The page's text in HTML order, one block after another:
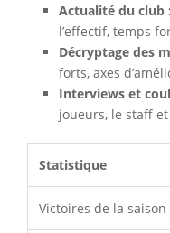
Actualité du club :
l’effectif, temps
Décryptage des
forts, axes
Interviews et
joueurs, le staff
Statistique
Victoires de la